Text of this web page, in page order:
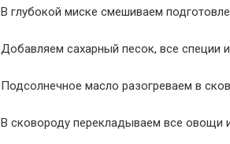
В глубокой миске смешиваем
Добавляем сахарный песок, все специи
Подсолнечное масло разогреваем в
В сковороду перекладываем все овощи